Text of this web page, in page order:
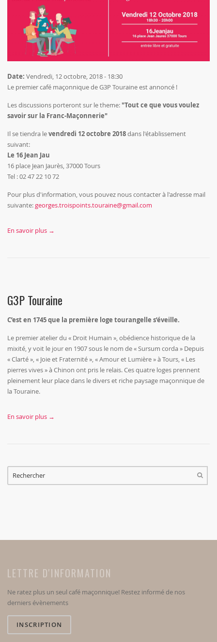
Date: Vendredi, 12 octobre, 2018 - 18:30
Le premier café maçonnique de G3P Touraine est annoncé !
Les discussions porteront sur le theme: "Tout ce que vous voulez
savoir sur la Franc-Maçonnerie"
Il se tiendra levendredi 12 octobre 2018dans l'établissement
suivant:
Le 16 Jean Jau
16 place Jean Jaurès, 37000 Tours
Tel : 02 47 22 10 72
Pour plus d'information, vous pouvez nous contacter à l'adresse mail
suivante:georges.troispoints.touraine@gmail.com
En savoir plus →
G3P Touraine
C’est en 1745 que la première loge tourangelle s’éveille.
Le premier atelier du « Droit Humain », obédience historique de la
mixité, y voit le jour en 1907 sous le nom de « Sursum corda » Depuis
« Clarté », « Joie et Fraternité », « Amour et Lumière » à Tours, « Les
pierres vives » à Chinon ont pris le relais. Ces quatre loges prennent
pleinement leur place dans le divers et riche paysage maçonnique de
la Touraine.
En savoir plus →
FORMULAIRE DE RECHERCHE
LETTRE D'INFORMATION
Ne ratez plus un seul café maçonnique! Restez informé de nos
derniers évènements
INSCRIPTION